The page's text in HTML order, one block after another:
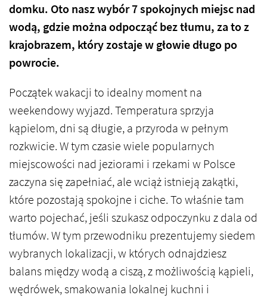
domku. Oto nasz wybór 7 spokojnych miejsc nad
wodą, gdzie można odpocząć bez tłumu, za to z
krajobrazem, który zostaje w głowie długo po
powrocie.
Początek wakacji to idealny moment na
weekendowy wyjazd. Temperatura sprzyja
kąpielom, dni są długie, a przyroda w pełnym
rozkwicie. W tym czasie wiele popularnych
miejscowości nad jeziorami i rzekami w Polsce
zaczyna się zapełniać, ale wciąż istnieją zakątki,
które pozostają spokojne i ciche. To właśnie tam
warto pojechać, jeśli szukasz odpoczynku z dala od
tłumów. W tym przewodniku prezentujemy siedem
wybranych lokalizacji, w których odnajdziesz
balans między wodą a ciszą, z możliwością kąpieli,
wędrówek, smakowania lokalnej kuchni i